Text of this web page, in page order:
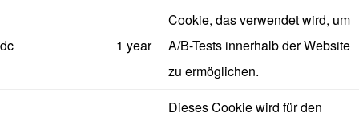
dc 1 year
Cookie, das verwendet wird, um
A/B-Tests innerhalb der Website
zu ermöglichen.
Dieses Cookie wird für den